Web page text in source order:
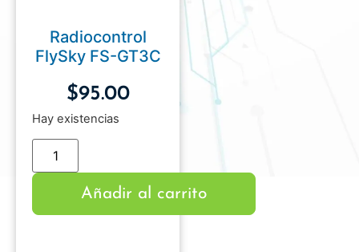
Radiocontrol
FlySky FS-GT3C
$95.00
Hay existencias
Añadir al carrito